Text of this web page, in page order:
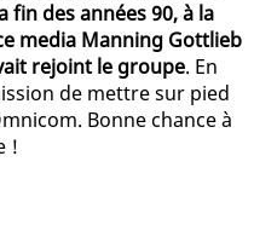
fin des années 90, à la
media Manning Gottlieb
rejoint le groupe. En
de mettre sur pied
Bonne chance à
!